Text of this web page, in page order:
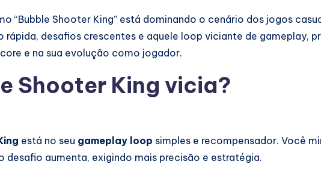
“Bubble Shooter King” está dominando o cenário dos jogos
rápida, desafios crescentes e aquele loop viciante de gameplay,
e na sua evolução como jogador.
Shooter King vicia?
está no seu gameplay loop simples e recompensador. Você
desafio aumenta, exigindo mais precisão e estratégia.